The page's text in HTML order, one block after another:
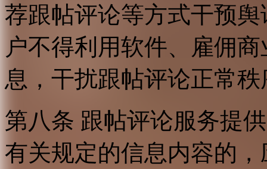
荐跟帖评论等方式干预
户不得利用软件、雇佣
息，干扰跟帖评论正常
第八条 跟帖评论服务提
有关规定的信息内容的